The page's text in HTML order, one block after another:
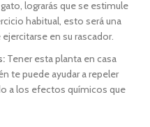
lograrás que se estimule
habitual, esto será una
en su rascador.
Tener esta planta en casa
te puede ayudar a repeler
a los efectos químicos que